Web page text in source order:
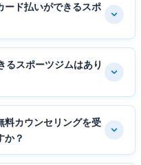
ード払いができるスポ
るスポーツジムはあり
料カウンセリングを受
か？